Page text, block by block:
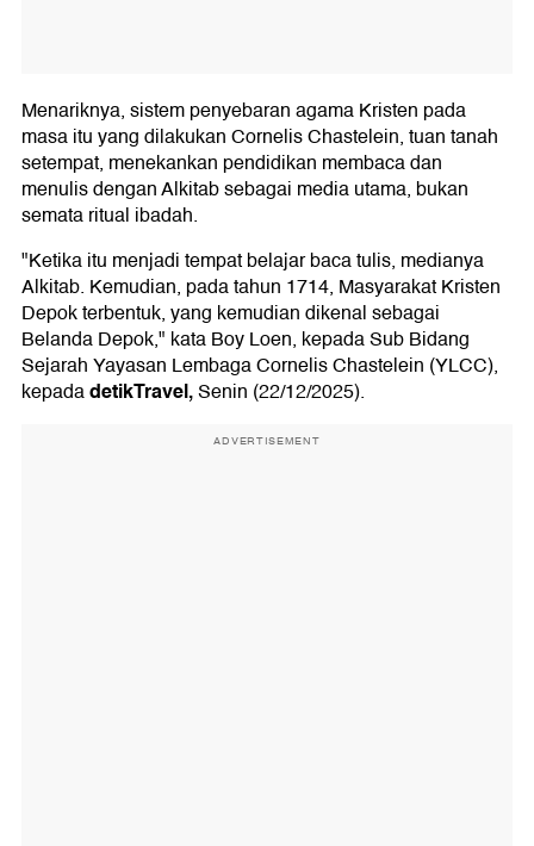
Menariknya, sistem penyebaran agama Kristen pada
masa itu yang dilakukan Cornelis Chastelein, tuan tanah
setempat, menekankan pendidikan membaca dan
menulis dengan Alkitab sebagai media utama, bukan
semata ritual ibadah.
"Ketika itu menjadi tempat belajar baca tulis, medianya
Alkitab. Kemudian, pada tahun 1714, Masyarakat Kristen
Depok terbentuk, yang kemudian dikenal sebagai
Belanda Depok," kata Boy Loen, kepada Sub Bidang
Sejarah Yayasan Lembaga Cornelis Chastelein (YLCC),
kepadadetikTravel,Senin (22/12/2025).
ADVERTISEMENT